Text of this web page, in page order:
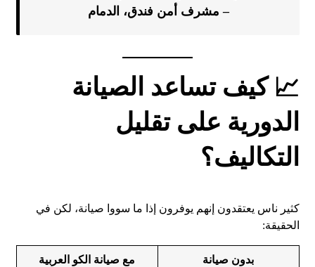
– مشرف أمن فندق، الدمام
📈 كيف تساعد الصيانة
الدورية على تقليل
التكاليف؟
كثير ناس يعتقدون إنهم يوفرون إذا ما سووا صيانة، لكن في
الحقيقة:
بدون صيانة مع صيانة الكو العربية